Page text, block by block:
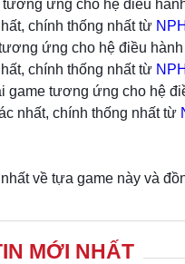
ma.
nhiên để tránh người
gian dài thì Phàm
ngay hàng loạt các
sâu cộng điểm tiềm
thuộc, Phàm Nhân
đầy đủ nhu cầu chơi
ứng cho hệ điều
chính thống nhất từ
ứng cho hệ điều
chính thống nhất từ
game tương ứng cho hệ
nhất, chính thống nhất từ
về tựa game này và
MỚI NHẤT